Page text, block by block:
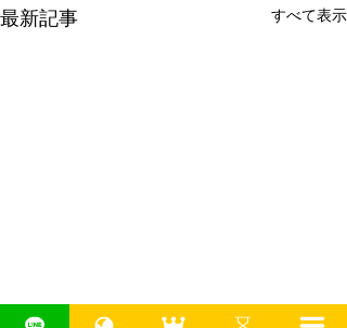
最新記事 すべて表示